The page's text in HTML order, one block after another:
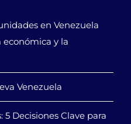
en Venezuela
y la
Venezuela
5 Decisiones Clave para